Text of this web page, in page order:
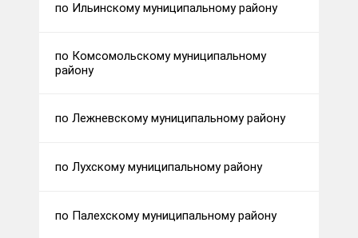
по Ильинскому муниципальному району
по Комсомольскому муниципальному
району
по Лежневскому муниципальному району
по Лухскому муниципальному району
по Палехскому муниципальному району